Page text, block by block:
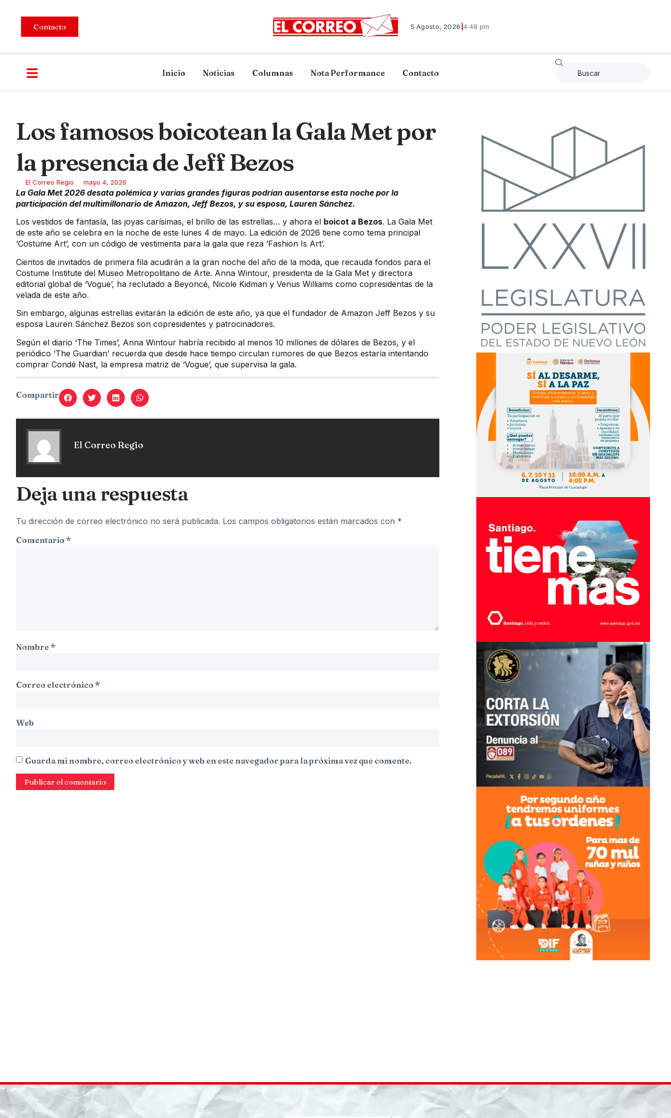
Contacto 5 Agosto, 2026 |4:48 pm
Inicio Noticias Columnas Nota Performance Contacto
Los famosos boicotean la Gala Met por
la presencia de Jeff Bezos
El Correo Regio mayo 4, 2026
La Gala Met 2026 desata polémica y varias grandes figuras podrían ausentarse esta noche por la
participación del multimillonario de Amazon, Jeff Bezos, y su esposa, Lauren Sánchez.
Los vestidos de fantasía, las joyas carísimas, el brillo de las estrellas… y ahora el boicot a Bezos. La Gala Met
de este año se celebra en la noche de este lunes 4 de mayo. La edición de 2026 tiene como tema principal
‘Costume Art’, con un código de vestimenta para la gala que reza ‘Fashion Is Art’.
Cientos de invitados de primera fila acudirán a la gran noche del año de la moda, que recauda fondos para el
Costume Institute del Museo Metropolitano de Arte. Anna Wintour, presidenta de la Gala Met y directora
editorial global de ‘Vogue’, ha reclutado a Beyoncé, Nicole Kidman y Venus Williams como copresidentas de la
velada de este año.
Sin embargo, algunas estrellas evitarán la edición de este año, ya que el fundador de Amazon Jeff Bezos y su
esposa Lauren Sánchez Bezos son copresidentes y patrocinadores.
Según el diario ‘The Times’, Anna Wintour habría recibido al menos 10 millones de dólares de Bezos, y el
periódico ‘The Guardian’ recuerda que desde hace tiempo circulan rumores de que Bezos estaría intentando
comprar Condé Nast, la empresa matriz de ‘Vogue’, que supervisa la gala.
Compartir
El Correo Regio
Deja una respuesta
Tu dirección de correo electrónico no será publicada. Los campos obligatorios están marcados con *
Comentario *
Nombre *
Correo electrónico *
Web
Guarda mi nombre, correo electrónico y web en este navegador para la próxima vez que comente.